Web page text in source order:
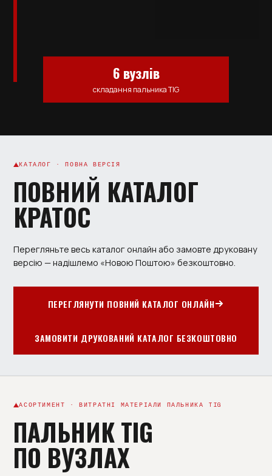
6 вузлів
складання пальника TIG
КАТАЛОГ · ПОВНА ВЕРСІЯ
ПОВНИЙ КАТАЛОГ
КРАТОС
Перегляньте весь каталог онлайн або замовте друковану
версію — надішлемо «Новою Поштою» безкоштовно.
ПЕРЕГЛЯНУТИ ПОВНИЙ КАТАЛОГ ОНЛАЙН
ЗАМОВИТИ ДРУКОВАНИЙ КАТАЛОГ БЕЗКОШТОВНО
АСОРТИМЕНТ · ВИТРАТНІ МАТЕРІАЛИ ПАЛЬНИКА TIG
ПАЛЬНИК TIG
ПО ВУЗЛАХ